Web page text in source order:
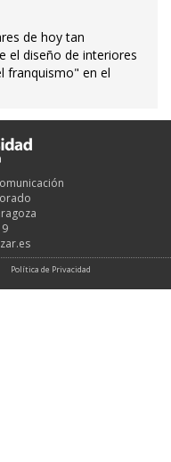
de hoy tan
el diseño de interiores
franquismo" en el
Política de Privacidad